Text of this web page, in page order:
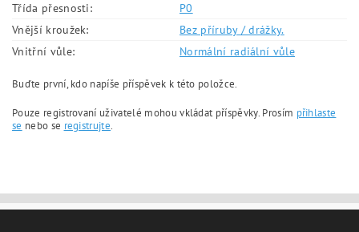
Třída přesnosti:
P0
Vnější kroužek:
Bez příruby / drážky.
Vnitřní vůle:
Normální radiální vůle
Buďte první, kdo napíše příspěvek k této položce.
Pouze registrovaní uživatelé mohou vkládat příspěvky. Prosím přihlaste
se nebo se registrujte.